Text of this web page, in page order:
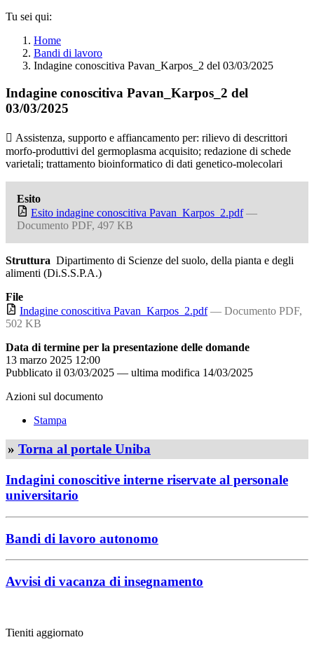
Tu sei qui:
Home
Bandi di lavoro
Indagine conoscitiva Pavan_Karpos_2 del 03/03/2025
Indagine conoscitiva Pavan_Karpos_2 del
03/03/2025
 Assistenza, supporto e affiancamento per: rilievo di descrittori
morfo-produttivi del germoplasma acquisito; redazione di schede
varietali; trattamento bioinformatico di dati genetico-molecolari
Esito
Esito indagine conoscitiva Pavan_Karpos_2.pdf —
Documento PDF, 497 KB
Struttura Dipartimento di Scienze del suolo, della pianta e degli
alimenti (Di.S.S.P.A.)
File
Indagine conoscitiva Pavan_Karpos_2.pdf — Documento PDF,
502 KB
Data di termine per la presentazione delle domande
13 marzo 2025 12:00
Pubblicato il 03/03/2025 — ultima modifica 14/03/2025
Azioni sul documento
Stampa
» Torna al portale Uniba
Indagini conoscitive interne riservate al personale
universitario
Bandi di lavoro autonomo
Avvisi di vacanza di insegnamento
Tieniti aggiornato